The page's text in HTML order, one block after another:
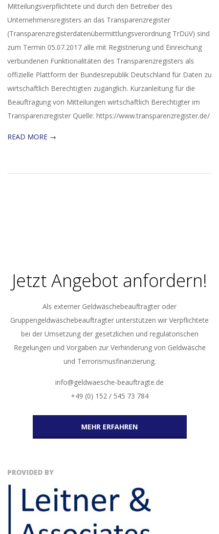
Mitteilungsverpflichtete und durch den Betreiber des
Unternehmensregisters an das Transparenzregister
(Transparenzregisterdatenübermittlungsverordnung TrDüV) sind
zum Termin 05.07.2017 alle mit Registrierung und Einreichung
verbundenen Funktionalitäten des Transparenzregisters als
offizielle Plattform der Bundesrepublik Deutschland für Daten zu
wirtschaftlich Berechtigten zugänglich. Kurzanleitung für die
Beauftragung von Mitteilungen wirtschaftlich Berechtigter im
Transparenzregister Quelle: https://www.transparenzregister.de/
READ MORE →
Jetzt Angebot anfordern!
Als externer Geldwäschebeauftragter oder
Gruppengeldwäschebeauftragter unterstützen wir Verpflichtete
bei der Umsetzung der gesetzlichen und regulatorischen
Regelungen und Vorgaben zur Verhinderung von Geldwäsche
und Terrorismusfinanzierung.
info@geldwaesche-beauftragte.de
+49 (0) 152 / 545 73 784
MEHR ERFAHREN
PROVIDED BY